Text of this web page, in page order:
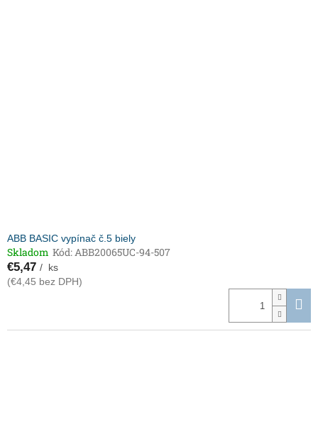
ABB BASIC vypínač č.5 biely
Skladom Kód:ABB20065UC-94-507
€5,47 / ks
(€4,45 bez DPH)